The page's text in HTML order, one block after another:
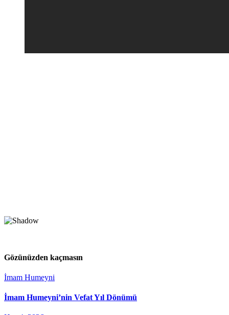
Gözünüzden kaçmasın
İmam Humeyni
İmam Humeyni’nin Vefat Yıl Dönümü